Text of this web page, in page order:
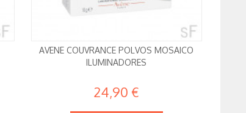
AVENE COUVRANCE POLVOS MOSAICO
ILUMINADORES
24,90 €